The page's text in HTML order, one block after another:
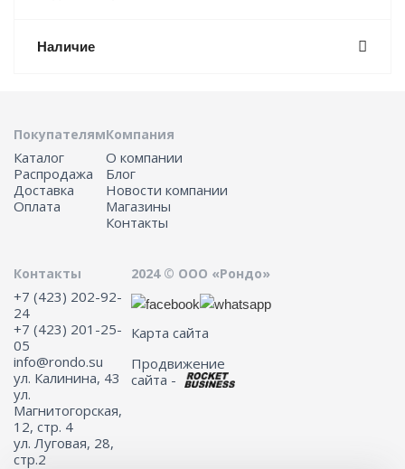
Наличие
Покупателям
Каталог
Распродажа
Доставка
Оплата
Компания
О компании
Блог
Новости компании
Магазины
Контакты
Контакты
+7 (423) 202-92-
24
+7 (423) 201-25-
05
info@rondo.su
ул. Калинина, 43
ул.
Магнитогорская,
12, стр. 4
ул. Луговая, 28,
стр.2
2024 © ООО «Рондо»
Карта сайта
Продвижение
сайта -